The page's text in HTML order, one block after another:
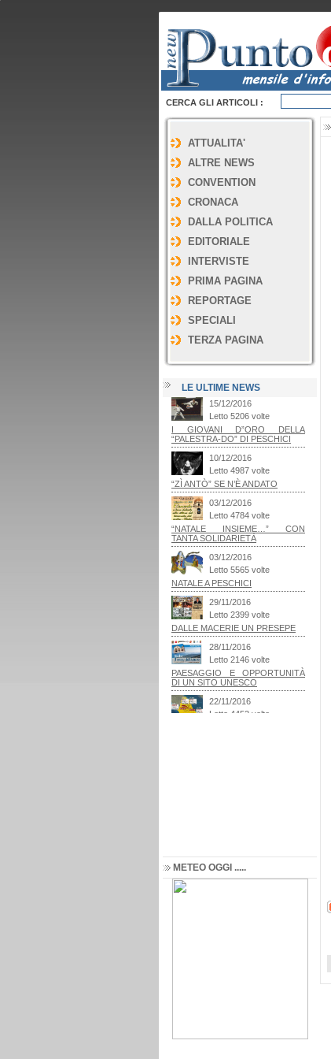
CERCA GLI ARTICOLI :
ATTUALITA'
ALTRE NEWS
CONVENTION
CRONACA
DALLA POLITICA
EDITORIALE
INTERVISTE
PRIMA PAGINA
REPORTAGE
SPECIALI
TERZA PAGINA
LE ULTIME NEWS
METEO OGGI .....